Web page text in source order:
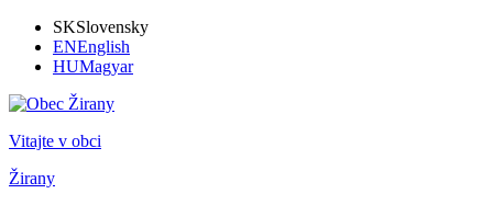
SKSlovensky
ENEnglish
HUMagyar
Vitajte v obci
Žirany